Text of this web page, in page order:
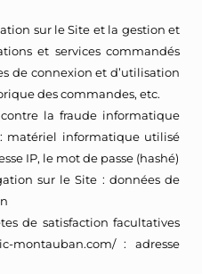
sur le Site et la gestion et
et services commandés
de connexion et d’utilisation
des commandes, etc.
la fraude informatique
matériel informatique utilisé
IP, le mot de passe (hashé)
sur le Site : données de
de satisfaction facultatives
montauban.com/: adresse